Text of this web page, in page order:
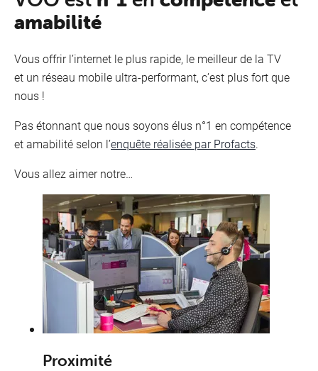
amabilité
Vous offrir l’internet le plus rapide, le meilleur de la TV
et un réseau mobile ultra-performant, c’est plus fort que
nous !
Pas étonnant que nous soyons élus n°1 en compétence
et amabilité selon l’enquête réalisée par Profacts.
Vous allez aimer notre…
Proximité